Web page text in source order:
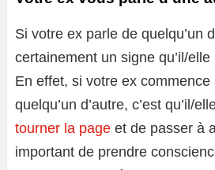
Si votre ex parle de quelqu’un
certainement un signe qu’il/
En effet, si votre ex commence
quelqu’un d’autre, c’est qu’il/
tourner la page et de passer à
important de prendre